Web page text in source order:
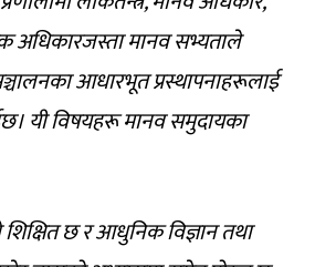
अधिकारजस्ता मानव सभ्यताले
आधारभूत प्रस्थापनाहरूलाई
यी विषयहरू मानव समुदायका
छ र आधुनिक विज्ञान तथा